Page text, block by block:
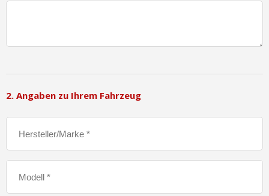
2. Angaben zu Ihrem Fahrzeug